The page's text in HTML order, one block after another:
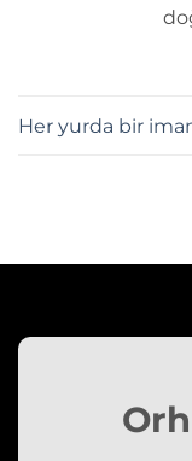
Her yurda bir